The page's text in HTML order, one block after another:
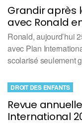
Grandir après
avec Ronald
Ronald, aujourd’hui
avec Plan
scolarisé seulement
Revue
International
DROIT DES ENFANTS